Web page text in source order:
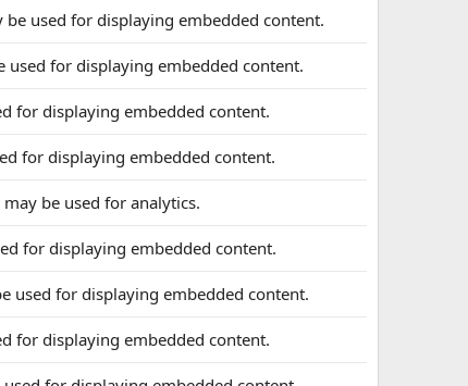
be used for displaying embedded content.
used for displaying embedded content.
for displaying embedded content.
for displaying embedded content.
may be used for analytics.
for displaying embedded content.
used for displaying embedded content.
for displaying embedded content.